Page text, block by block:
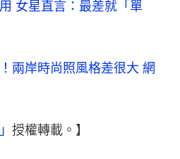
女星直言：最差就「單
兩岸時尚照風格差很大 網
授權轉載。】